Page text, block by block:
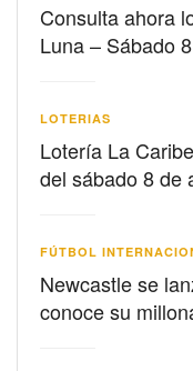
Consulta ahora
Luna – Sábado
LOTERIAS
Lotería La
del sábado 8 de
FÚTBOL
Newcastle se
conoce su